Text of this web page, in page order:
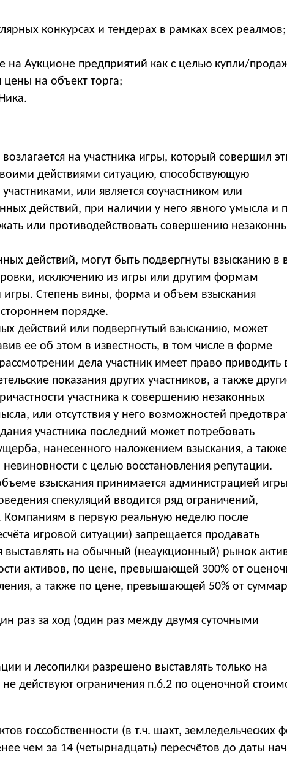
конкурсах и тендерах в рамках всех реалмов;
на Аукционе предприятий как с целью купли/
на объект торга;
на участника игры, который совершил
действиями ситуацию, способствующую
или является соучастником или
действий, при наличии у него явного умысла и
или противодействовать совершению
действий, могут быть подвергнуты взысканию в
исключению из игры или другим формам
Степень вины, форма и объем взыскания
порядке.
действий или подвергнутый взысканию, может
ее об этом в известность, в том числе в форме
дела участник имеет право приводить
показания других участников, а также
участника к совершению незаконных
или отсутствия у него возможностей
участника последний может потребовать
нанесенного наложением взыскания, а также
с целью восстановления репутации.
взыскания принимается администрацией
спекуляций вводится ряд ограничений,
Компаниям в первую реальную неделю после
игровой ситуации) запрещается продавать
на обычный (неаукционный) рынок
активов, по цене, превышающей 300% от
а также по цене, превышающей 50% от
раз за ход (один раз между двумя суточными
и лесопилки разрешено выставлять только на
действуют ограничения п.6.2 по оценочной
госсобственности (в т.ч. шахт, земледельческих
чем за 14 (четырнадцать) пересчётов до даты